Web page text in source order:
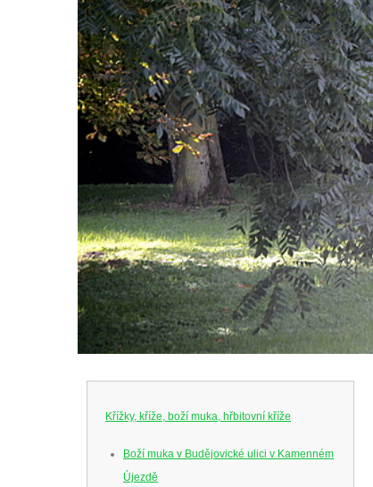
Křížky, kříže, boží muka, hřbitovní kříže
Boží muka v Budějovické ulici v Kamenném
Újezdě